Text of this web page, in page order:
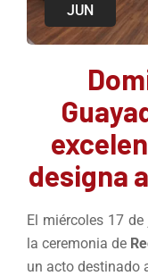
JUN
designa
El miércoles 17
la ceremonia de
un acto destinado